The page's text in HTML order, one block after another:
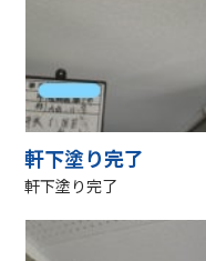
軒下塗り完了
軒下塗り完了